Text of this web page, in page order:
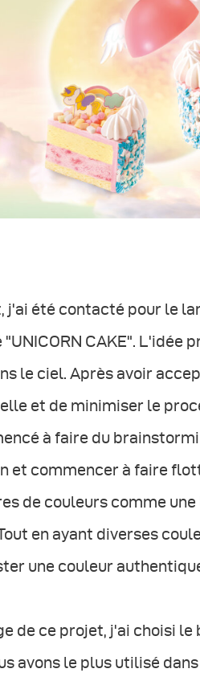
j'ai été contacté pour le
CAKE".
le ciel. Après avoir
et de minimiser le
à faire du
et commencer à faire
de couleurs comme
en ayant diverses
une couleur
de ce projet, j'ai choisi
avons le plus utilisé